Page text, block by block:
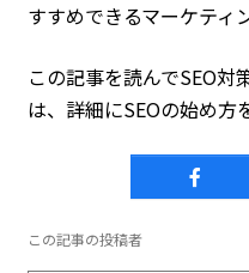
すすめできるマーケティ
この記事を読んでSEO対
は、詳細にSEOの始め方
この記事の投稿者